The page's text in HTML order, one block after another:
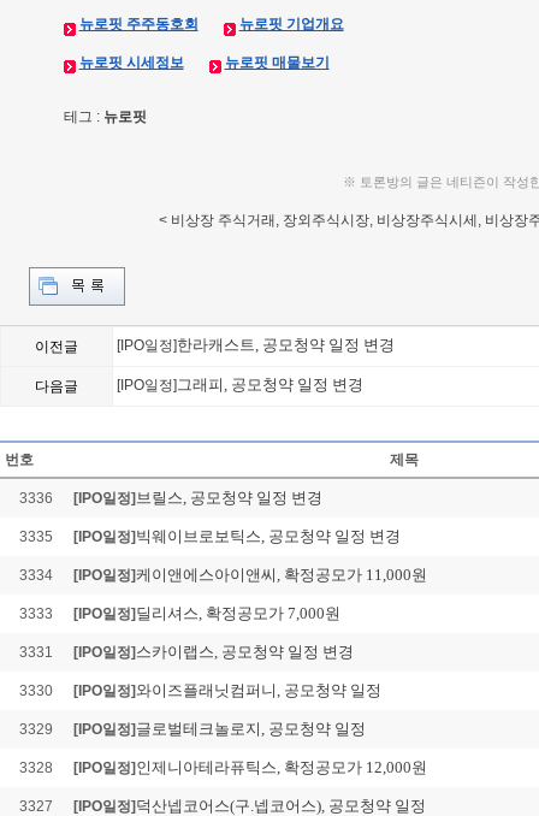
뉴로핏 주주동호회 뉴로핏 기업개요
뉴로핏 시세정보 뉴로핏 매물보기
테그 : 뉴로핏
※ 토론방의 글은 네티즌이 작성
< 비상장 주식거래, 장외주식시장, 비상장주식시세, 비상
이전글 [IPO일정]한라캐스트, 공모청약 일정 변경
다음글 [IPO일정]그래피, 공모청약 일정 변경
번호 제목
3336 [IPO일정] 브릴스, 공모청약 일정 변경
3335 [IPO일정] 빅웨이브로보틱스, 공모청약 일정 변경
3334 [IPO일정] 케이앤에스아이앤씨, 확정공모가 11,000원
3333 [IPO일정] 딜리셔스, 확정공모가 7,000원
3331 [IPO일정] 스카이랩스, 공모청약 일정 변경
3330 [IPO일정]와이즈플래닛컴퍼니, 공모청약 일정
3329 [IPO일정] 글로벌테크놀로지, 공모청약 일정
3328 [IPO일정] 인제니아테라퓨틱스, 확정공모가 12,000원
3327 [IPO일정] 덕산넵코어스(구.넵코어스), 공모청약 일정